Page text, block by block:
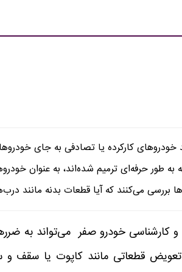
کارکرده یا تصادفی به جای
طور حرفه‌ای ترمیم شده‌اند، به عنوان
بررسی می‌کنند که آیا قطعات بدنه مانند
کارشناسی خودرو صفر می‌تواند به
تعویض قطعاتی مانند کاپوت یا سقف